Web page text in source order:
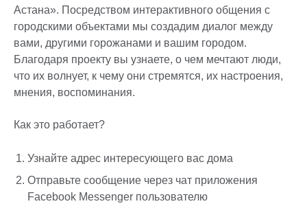
Астана». Посредством интерактивного общения с
городскими объектами мы создадим диалог между
вами, другими горожанами и вашим городом.
Благодаря проекту вы узнаете, о чем мечтают люди,
что их волнует, к чему они стремятся, их настроения,
мнения, воспоминания.
Как это работает?
Узнайте адрес интересующего вас дома
Отправьте сообщение через чат приложения
Facebook Messenger пользователю